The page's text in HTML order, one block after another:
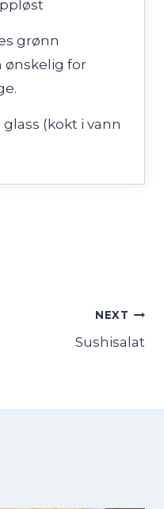
grønn
ønskelig for
(kokt i vann
NEXT
Sushisalat